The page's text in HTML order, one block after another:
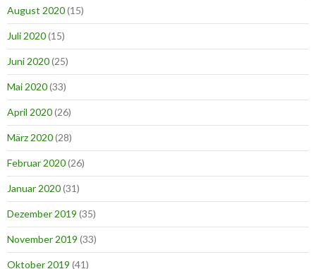
August 2020(15)
Juli 2020(15)
Juni 2020(25)
Mai 2020(33)
April 2020(26)
März 2020(28)
Februar 2020(26)
Januar 2020(31)
Dezember 2019 (35)
November 2019 (33)
Oktober 2019 (41)